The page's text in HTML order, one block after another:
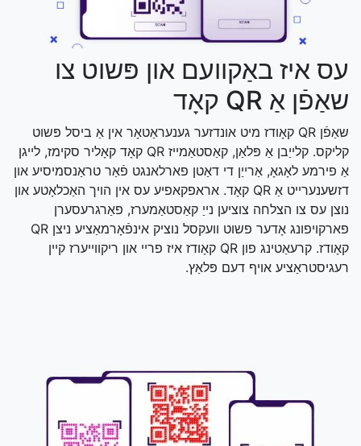
עס איז באַקוועם און פּשוט צו
שאַפֿן אַ QR קאָד
שאַפֿן QR קאָודז מיט אונדזער גענעראַטאָר אין אַ ביסל פּשוט
קליקס. קלייַבן אַ פּלאַן, קאַסטאַמייז QR קאָד קאָליר סקימז, לייגן
אַ פירמע לאָגאָ, אַרייַן די דאַטן פארלאנגט פֿאַר טראַנסמיסיע און
דזשענערייט אַ QR קאָד. אראפקאפיע עס אין הויך האַכלאָטע און
נוצן עס צו הצלחה צוציען נייַ קאַסטאַמערז, פאַרגרעסערן
פארקויפונג אָדער פשוט וועקסל נוציק אינפֿאָרמאַציע ניצן QR
קאָודז. קרעאַטינג פון QR קאָודז איז פריי און ריקווייערז קיין
רעגיסטראַציע אויף דעם פּלאַץ.